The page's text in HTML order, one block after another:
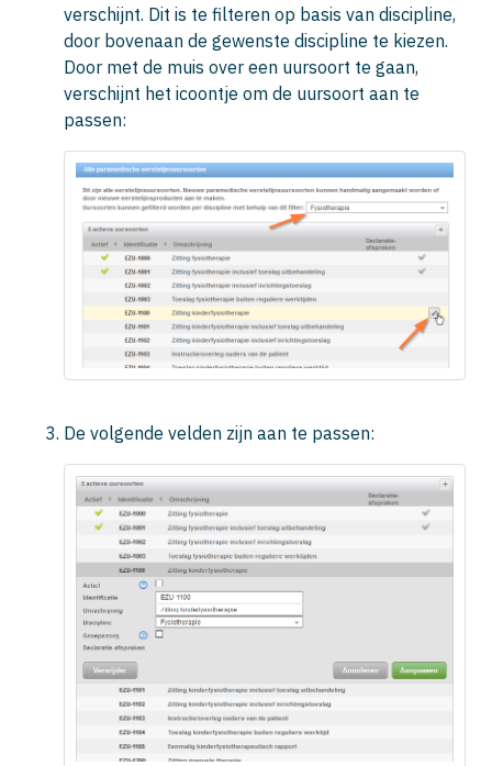
verschijnt. Dit is te filteren op basis van discipline,
door bovenaan de gewenste discipline te kiezen.
Door met de muis over een uursoort te gaan,
verschijnt het icoontje om de uursoort aan te
passen:
De volgende velden zijn aan te passen: